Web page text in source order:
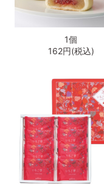
1個
162円(税込)